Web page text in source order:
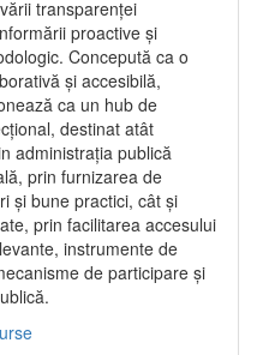
transparenței
proactive și
Concepută ca o
și accesibilă,
ca un hub de
destinat atât
administrația publică
prin furnizarea de
și bune practici, cât și
prin facilitarea accesului
instrumente de
de participare și